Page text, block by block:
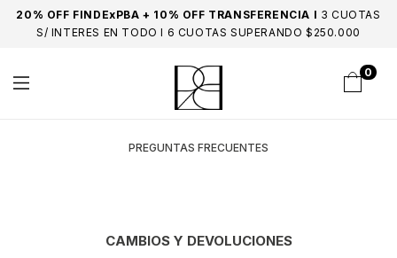
20% OFF FINDExPBA + 10% OFF TRANSFERENCIA I 3 CUOTAS
S/ INTERES EN TODO I 6 CUOTAS SUPERANDO $250.000
0
PREGUNTAS FRECUENTES
CAMBIOS Y DEVOLUCIONES